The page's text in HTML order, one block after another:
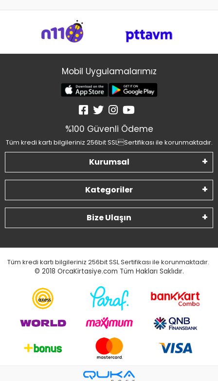
Mobil Uygulamalarımız
%100 Güvenli Ödeme
Tüm kredi kartı bilgileriniz 256bit SSLSertifikası ile korunmaktadır.
Kurumsal
Kategoriler
Bize Ulaşın
Tüm kredi kartı bilgileriniz 256bit SSL Sertifikası ile korunmaktadır.
© 2018 OrcaKirtasiye.com Tüm Hakları Saklıdır.